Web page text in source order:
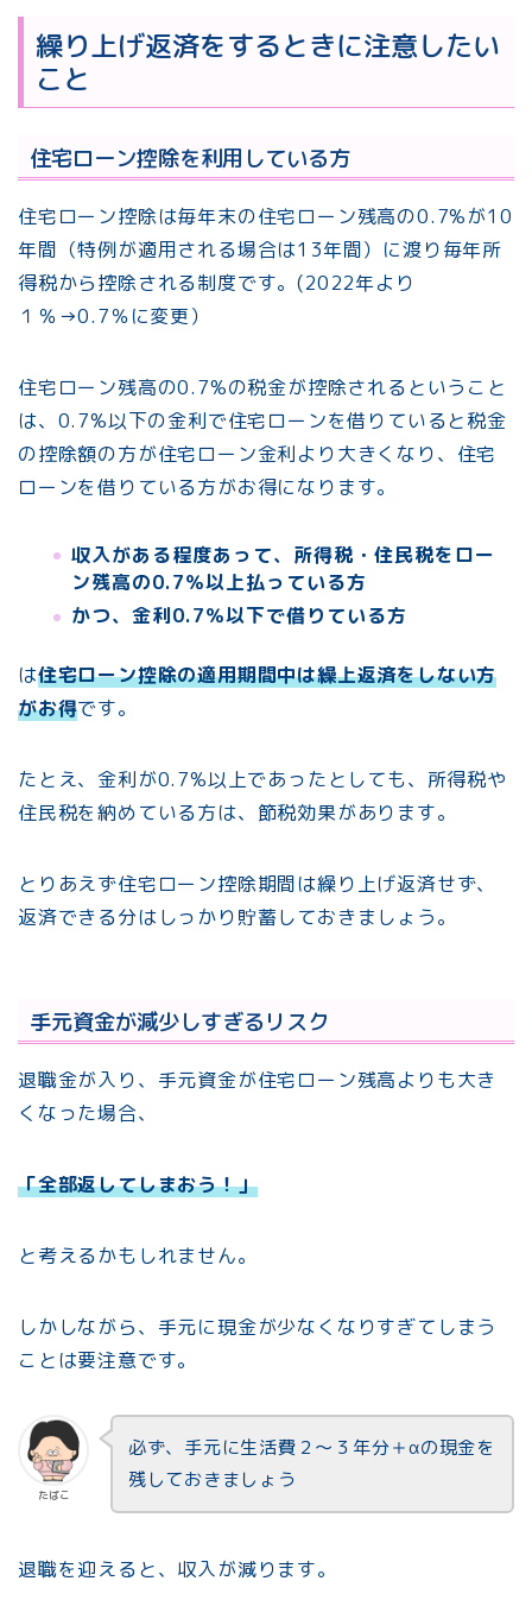
繰り上げ返済をするときに注意したい
こと
住宅ローン控除を利用している方
住宅ローン控除は毎年末の住宅ローン残高の0.7%が10
年間（特例が適用される場合は13年間）に渡り毎年所
得税から控除される制度です。(2022年より
１％→0.7％に変更）
住宅ローン残高の0.7%の税金が控除されるということ
は、0.7%以下の金利で住宅ローンを借りていると税金
の控除額の方が住宅ローン金利より大きくなり、住宅
ローンを借りている方がお得になります。
収入がある程度あって、所得税・住民税をロー
ン残高の0.7％以上払っている方
かつ、金利0.7％以下で借りている方
は住宅ローン控除の適用期間中は繰上返済をしない方
がお得です。
たとえ、金利が0.7%以上であったとしても、所得税や
住民税を納めている方は、節税効果があります。
とりあえず住宅ローン控除期間は繰り上げ返済せず、
返済できる分はしっかり貯蓄しておきましょう。
手元資金が減少しすぎるリスク
退職金が入り、手元資金が住宅ローン残高よりも大き
くなった場合、
「全部返してしまおう！」
と考えるかもしれません。
しかしながら、手元に現金が少なくなりすぎてしまう
ことは要注意です。
たぱこ
必ず、手元に生活費２～３年分＋αの現金を
残しておきましょう
退職を迎えると、収入が減ります。